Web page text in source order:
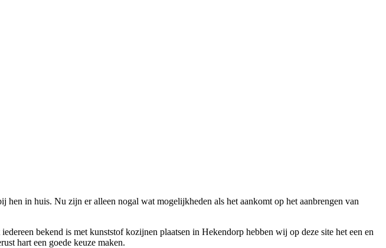
in huis. Nu zijn er alleen nogal wat mogelijkheden als het aankomt op het aanbrengen van
bekend is met kunststof kozijnen plaatsen in Hekendorp hebben wij op deze site het een en
hart een goede keuze maken.